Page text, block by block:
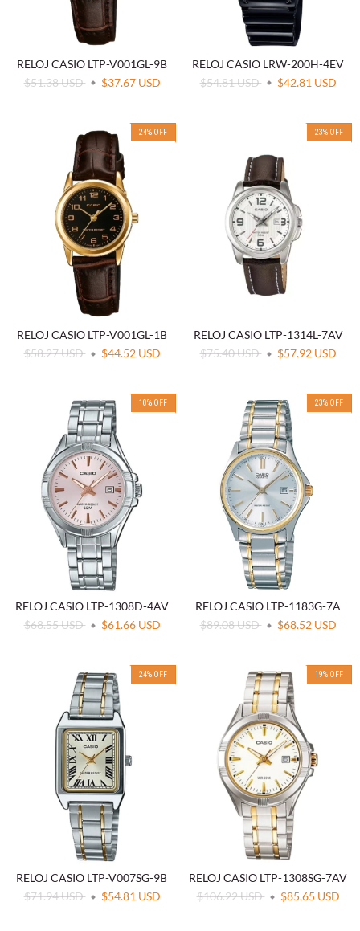
RELOJ CASIO LTP-V001GL-9B
$51.38 USD
$37.67 USD
RELOJ CASIO LRW-200H-4EV
$54.81 USD
$42.81 USD
24% OFF
RELOJ CASIO LTP-V001GL-1B
$58.27 USD
$44.52 USD
23% OFF
RELOJ CASIO LTP-1314L-7AV
$75.40 USD
$57.92 USD
10% OFF
RELOJ CASIO LTP-1308D-4AV
$68.55 USD
$61.66 USD
23% OFF
RELOJ CASIO LTP-1183G-7A
$89.08 USD
$68.52 USD
24% OFF
RELOJ CASIO LTP-V007SG-9B
$71.94 USD
$54.81 USD
19% OFF
RELOJ CASIO LTP-1308SG-7AV
$106.22 USD
$85.65 USD